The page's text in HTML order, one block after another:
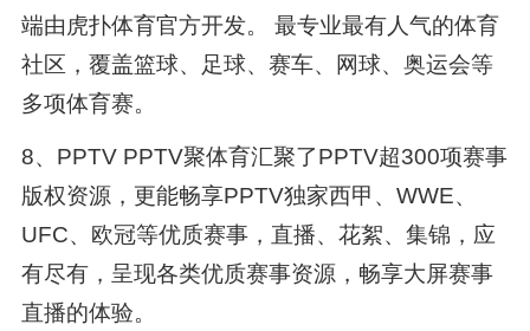
端由虎扑体育官方开发。 最专业最有人气的体育
社区，覆盖篮球、足球、赛车、网球、奥运会等
多项体育赛。
8、PPTV PPTV聚体育汇聚了PPTV超300项赛事
版权资源，更能畅享PPTV独家西甲、WWE、
UFC、欧冠等优质赛事，直播、花絮、集锦，应
有尽有，呈现各类优质赛事资源，畅享大屏赛事
直播的体验。